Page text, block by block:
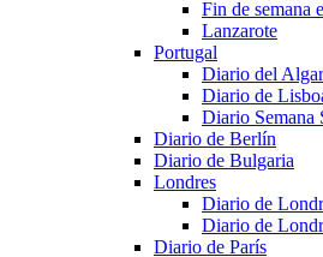
Fin de semana
Lanzarote
Portugal
Diario del
Diario de
Diario Semana
Diario de Berlín
Diario de Bulgaria
Londres
Diario de
Diario de
Diario de París